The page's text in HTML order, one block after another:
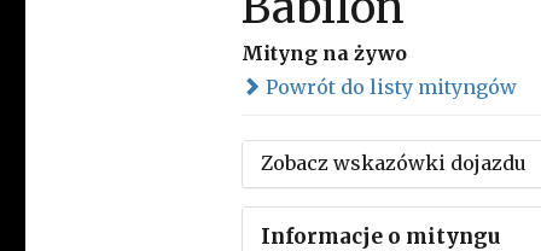
Mityng na żywo
Powrót do listy mityngów
Zobacz wskazówki dojazdu
Informacje o mityngu